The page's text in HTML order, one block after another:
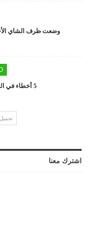
وضعت ظرف الشاي
5 أخطاء في التنظيف تجذب الغبار إلى المنزل
اشترك معنا